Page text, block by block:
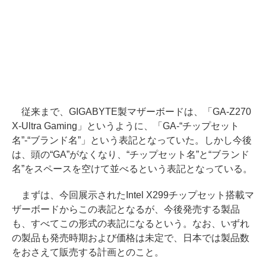
従来まで、GIGABYTE製マザーボードは、「GA-Z270
X-Ultra Gaming」というように、「GA-“チップセット
名”-“ブランド名”」という表記となっていた。しかし今後
は、頭の“GA”がなくなり、“チップセット名”と“ブランド
名”をスペースを空けて並べるという表記となっている。
まずは、今回展示されたIntel X299チップセット搭載マ
ザーボードからこの表記となるが、今後発売する製品
も、すべてこの形式の表記になるという。なお、いずれ
の製品も発売時期および価格は未定で、日本では製品数
をおさえて販売する計画とのこと。